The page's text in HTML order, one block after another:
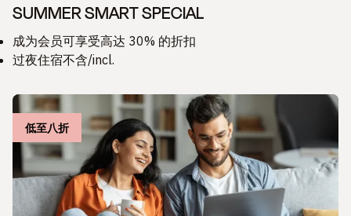
SUMMER SMART SPECIAL
成为会员可享受高达 30% 的折扣
过夜住宿不含/incl.
低至八折